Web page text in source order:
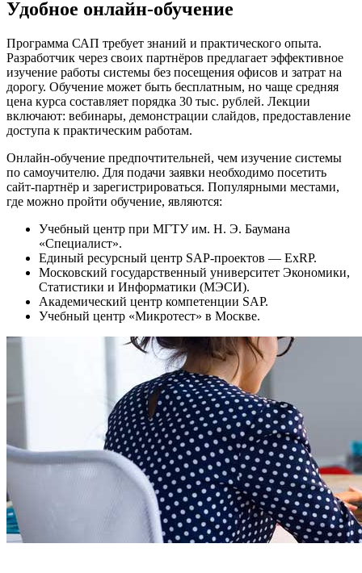
Удобное онлайн-обучение
Программа САП требует знаний и практического опыта.
Разработчик через своих партнёров предлагает эффективное
изучение работы системы без посещения офисов и затрат на
дорогу. Обучение может быть бесплатным, но чаще средняя
цена курса составляет порядка 30 тыс. рублей. Лекции
включают: вебинары, демонстрации слайдов, предоставление
доступа к практическим работам.
Онлайн-обучение предпочтительней, чем изучение системы
по самоучителю. Для подачи заявки необходимо посетить
сайт-партнёр и зарегистрироваться. Популярными местами,
где можно пройти обучение, являются:
Учебный центр при МГТУ им. Н. Э. Баумана
«Специалист».
Единый ресурсный центр SAP-проектов — ExRP.
Московский государственный университет Экономики,
Статистики и Информатики (МЭСИ).
Академический центр компетенции SAP.
Учебный центр «Микротест» в Москве.